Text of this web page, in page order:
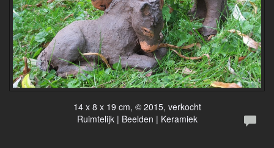
14 x 8 x 19 cm, © 2015, verkocht
Ruimtelijk | Beelden | Keramiek